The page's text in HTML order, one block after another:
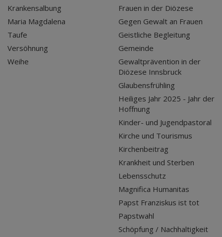
Krankensalbung
Maria Magdalena
Taufe
Versöhnung
Weihe
Frauen in der Diözese
Gegen Gewalt an Frauen
Geistliche Begleitung
Gemeinde
Gewaltprävention in der
Diözese Innsbruck
Glaubensfrühling
Heiliges Jahr 2025 - Jahr der
Hoffnung
Kinder- und Jugendpastoral
Kirche und Tourismus
Kirchenbeitrag
Krankheit und Sterben
Lebensschutz
Magnifica Humanitas
Papst Franziskus ist tot
Papstwahl
Schöpfung / Nachhaltigkeit